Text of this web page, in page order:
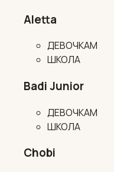
Aletta
ДЕВОЧКАМ
ШКОЛА
Badi Junior
ДЕВОЧКАМ
ШКОЛА
Chobi